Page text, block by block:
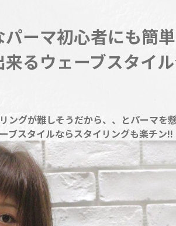
ーマ初心者にも簡
来るウェーブスタイ
ングが難しそうだから、、とパーマを
ブスタイルならスタイリングも楽チン!!